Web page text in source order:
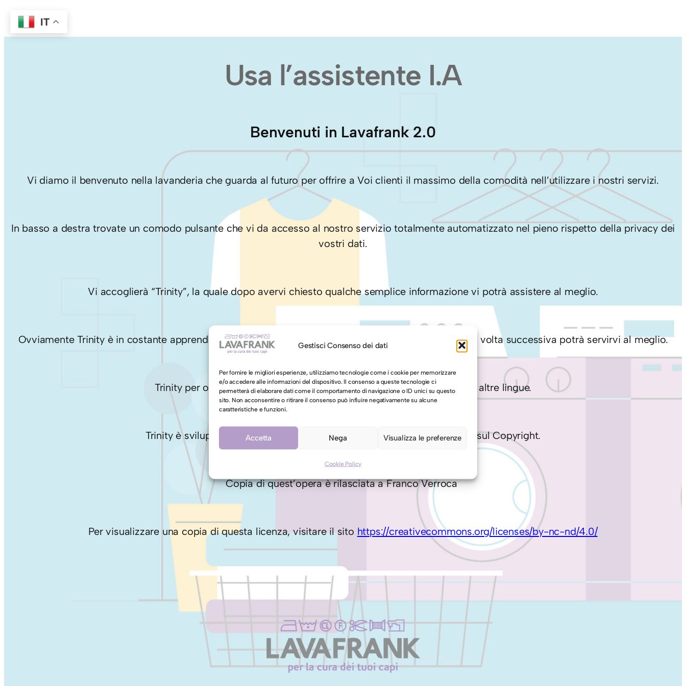
Gestisci Consenso dei dati
Per fornire le migliori esperienze, utilizziamo tecnologie come i cookie per memorizzare
e/o accedere alle informazioni del dispositivo. Il consenso a queste tecnologie ci
permetterà di elaborare dati come il comportamento di navigazione o ID unici su questo
sito. Non acconsentire o ritirare il consenso può influire negativamente su alcune
caratteristiche e funzioni.
Accetta Nega Visualizza le preferenze
Cookie Policy
Usa l’assistente I.A
Benvenuti in Lavafrank 2.0
Vi diamo il benvenuto nella lavanderia che guarda al futuro per offrire a Voi clienti il massimo della comodità nell’utilizzare i nostri servizi.
In basso a destra trovate un comodo pulsante che vi da accesso al nostro servizio totalmente automatizzato nel pieno rispetto della privacy dei
vostri dati.
Vi accoglierà “Trinity”, la quale dopo avervi chiesto qualche semplice informazione vi potrà assistere al meglio.
Ovviamente Trinity è in costante apprendimento, questo fa sì che più volte interagirete con lei più la volta successiva potrà servirvi al meglio.
Trinity per ora è offerta solo in italiano ma è in progetto il supporto ad altre lingue.
Trinity è sviluppata daFrau Solutions ed è vincolata dalle norme vigenti sul Copyright.
Copia di quest’opera è rilasciata a Franco Verroca
Per visualizzare una copia di questa licenza, visitare il sito https://creativecommons.org/licenses/by-nc-nd/4.0/
IT